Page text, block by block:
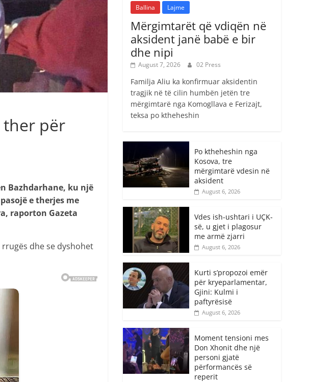
ther për
Bazhdarhane, ku një
e therjes me
raporton Gazeta
dhe se dyshohet
Ballina Lajme
Mërgimtarët që vdiqën në
aksident janë babë e bir
dhe nipi
August 7, 2026 02 Press
Familja Aliu ka konfirmuar aksidentin
tragjik në të cilin humbën jetën tre
mërgimtarë nga Komogllava e Ferizajt,
teksa po ktheheshin
Po ktheheshin nga
Kosova, tre
mërgimtarë vdesin në
aksident
August 6, 2026
Vdes ish-ushtari i UÇK-
së, u gjet i plagosur
me armë zjarri
August 6, 2026
Kurti s’propozoi emër
për kryeparlamentar,
Gjini: Kulmi i
paftyrësisë
August 6, 2026
Moment tensioni mes
Don Xhonit dhe një
personi gjatë
përformancës së
reperit